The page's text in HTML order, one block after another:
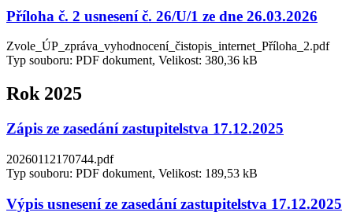
Příloha č. 2 usnesení č. 26/U/1 ze dne 26.03.2026
Zvole_ÚP_zpráva_vyhodnocení_čistopis_internet_Příloha_2.pdf
Typ souboru: PDF dokument, Velikost: 380,36 kB
Rok 2025
Zápis ze zasedání zastupitelstva 17.12.2025
20260112170744.pdf
Typ souboru: PDF dokument, Velikost: 189,53 kB
Výpis usnesení ze zasedání zastupitelstva 17.12.2025